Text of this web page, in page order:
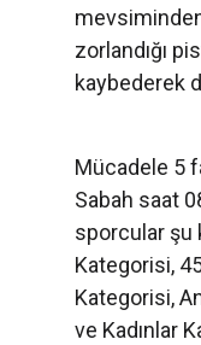
zorlandığı
kaybederek
Mücadele 5
Sabah saat
sporcular şu
Kategorisi,
Kategorisi,
ve Kadınlar